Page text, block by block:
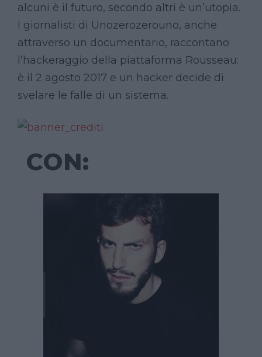
alcuni è il futuro, secondo altri è un’utopia.
I giornalisti di Unozerozerouno, anche
attraverso un documentario, raccontano
l’hackeraggio della piattaforma Rousseau:
è il 2 agosto 2017 e un hacker decide di
svelare le falle di un sistema.
CON: